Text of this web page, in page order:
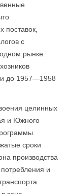
поставок,
с
рынке.
до 1957—1958
целинных
и Южного
сроки
производства
и